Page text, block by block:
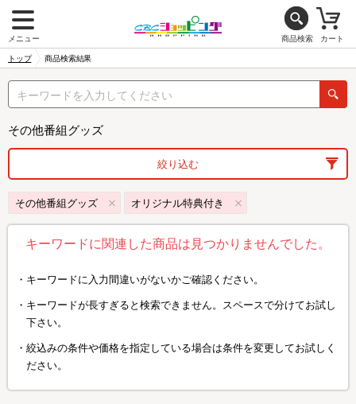
メニュー 商品検索 カート
トップ 商品検索結果
その他番組グッズ
絞り込む
その他番組グッズ オリジナル特典付き
キーワードに関連した商品は見つかりませんでした。
キーワードに入力間違いがないかご確認ください。
キーワードが長すぎると検索できません。スペースで分けてお試し
下さい。
絞込みの条件や価格を指定している場合は条件を変更してお試しく
ださい。